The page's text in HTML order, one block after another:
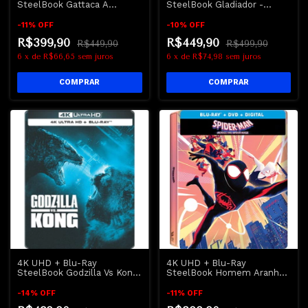
SteelBook Gattaca A
Legendado
-11% OFF
R$399,90 R$449,90
6 x de R$66,65 sem juros
SteelBook Gladiador -
-10% OFF
R$449,90 R$499,90
6 x de R$74,98 sem juros
4K UHD + Blu-Ray
SteelBook Godzilla Vs Kong
-14% OFF
4K UHD + Blu-Ray
SteelBook Homem Aranha
Spider Man Across The
-11% OFF